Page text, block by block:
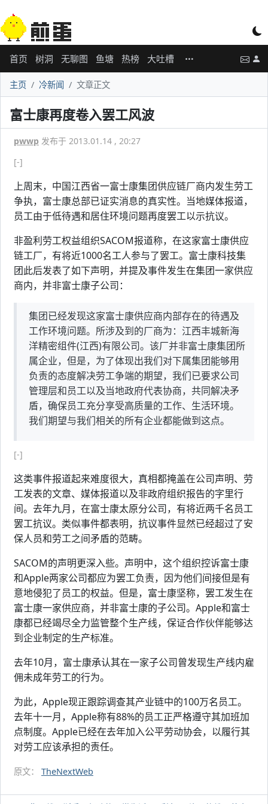
首页 树洞 无聊图 鱼塘 热榜 大吐槽
主页 冷新闻 文章正文
富士康再度卷入罢工风波
pwwp 发布于 2013.01.14 , 20:27
[-]
上周末，中国江西省一富士康集团供应链厂商内发生劳工
争执，富士康总部已证实消息的真实性。当地媒体报道，
员工由于低待遇和居住环境问题再度罢工以示抗议。
非盈利劳工权益组织SACOM报道称，在这家富士康供应
链工厂，有将近1000名工人参与了罢工。富士康科技集
团此后发表了如下声明，并提及事件发生在集团一家供应
商内，并非富士康子公司：
集团已经发现这家富士康供应商内部存在的待遇及
工作环境问题。所涉及到的厂商为：江西丰城新海
洋精密组件(江西)有限公司。该厂并非富士康集团所
属企业，但是，为了体现出我们对下属集团能够用
负责的态度解决劳工争端的期望，我们已要求公司
管理层和员工以及当地政府代表协商，共同解决矛
盾，确保员工充分享受高质量的工作、生活环境。
我们期望与我们相关的所有企业都能做到这点。
[-]
这类事件报道起来难度很大，真相都掩盖在公司声明、劳
工发表的文章、媒体报道以及非政府组织报告的字里行
间。去年九月，在富士康太原分公司，有将近两千名员工
罢工抗议。类似事件都表明，抗议事件显然已经超过了安
保人员和劳工之间矛盾的范畴。
SACOM的声明更深入些。声明中，这个组织控诉富士康
和Apple两家公司都应为罢工负责，因为他们间接但是有
意地侵犯了员工的权益。但是，富士康坚称，罢工发生在
富士康一家供应商，并非富士康的子公司。Apple和富士
康都已经竭尽全力监管整个生产线，保证合作伙伴能够达
到企业制定的生产标准。
去年10月，富士康承认其在一家子公司曾发现生产线内雇
佣未成年劳工的行为。
为此，Apple现正跟踪调查其产业链中的100万名员工。
去年十一月，Apple称有88%的员工正严格遵守其加班加
点制度。Apple已经在去年加入公平劳动协会，以履行其
对劳工应该承担的责任。
原文： TheNextWeb